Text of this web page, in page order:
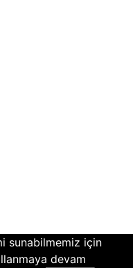
sunabilmemiz için
devam